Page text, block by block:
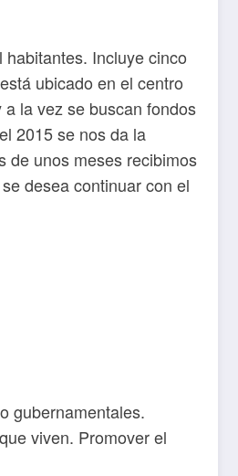
Incluye cinco
ubicado en el centro
la vez se buscan fondos
2015 se nos da la
de unos meses recibimos
desea continuar con el
gubernamentales.
viven. Promover el